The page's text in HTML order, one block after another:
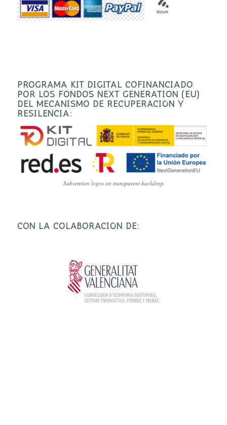
PROGRAMA KIT DIGITAL COFINANCIADO
POR LOS FONDOS NEXT GENERATION (EU)
DEL MECANISMO DE RECUPERACIÓN Y
RESILENCIA:
Subvention logos on transparent backdrop
CON LA COLABORACIÓN DE: